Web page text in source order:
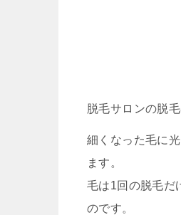
脱毛サロンの脱
細くなった毛に
ます。
毛は1回の脱毛だ
のです。